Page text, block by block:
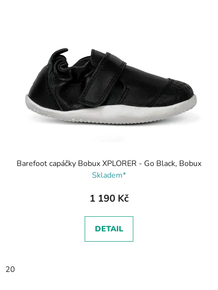
Barefoot capáčky Bobux XPLORER - Go Black, Bobux
Skladem*
1 190 Kč
DETAIL
20